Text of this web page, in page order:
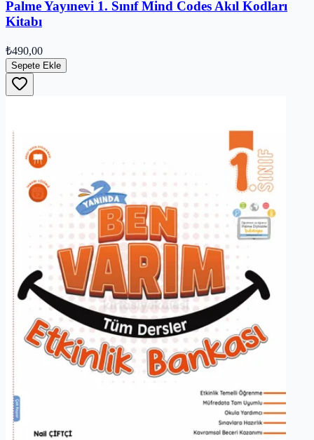
Palme Yayınevi 1. Sınıf Mind Codes Akıl Kodları
Kitabı
₺490,00
Sepete Ekle